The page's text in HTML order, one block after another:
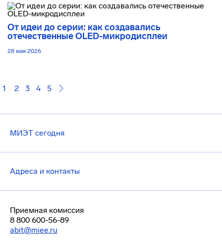
От идеи до серии: как создавались
отечественные OLED-микродисплеи
28 мая 2026
1 2 3 4 5
МИЭТ сегодня
Адреса и контакты
Приемная комиссия
8 800 600-56-89
abit@miee.ru